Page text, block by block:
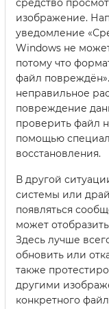
средство
изображение.
уведомление
Windows не
потому что
файл
неправильное
повреждение
проверить файл
помощью
восстановления.
В другой
системы или
появляться
может
Здесь лучше
обновить или
также
другими
конкретного